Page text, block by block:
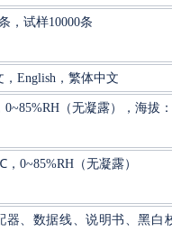
，试样10000条
，English，繁体中文
（无凝露），海拔
0~85%RH（无凝露）
器、数据线、说明书、黑白